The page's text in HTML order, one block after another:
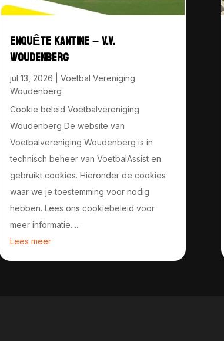
ENQUÊTE KANTINE – V.V.
WOUDENBERG
jul 13, 2026
Voetbal Vereniging
Woudenberg
Cookie beleid Voetbalvereniging
Woudenberg De website van
Voetbalvereniging Woudenberg is in
technisch beheer van VoetbalAssist en
gebruikt cookies. Hieronder de cookies
waar we je toestemming voor nodig
hebben. Lees ons cookiebeleid voor
meer informatie. ...
Lees meer